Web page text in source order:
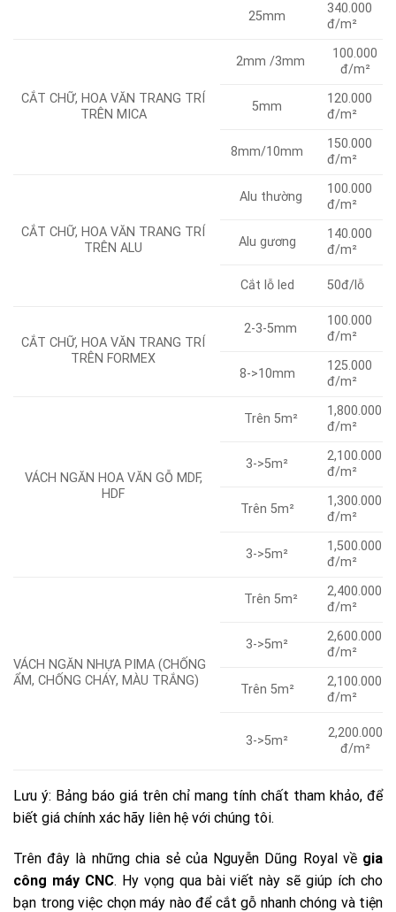
25mm
340.000
đ/m²
CẮT CHỮ, HOA VĂN TRANG TRÍ
TRÊN MICA
2mm /3mm
100.000
đ/m²
5mm
120.000
đ/m²
8mm/10mm
150.000
đ/m²
CẮT CHỮ, HOA VĂN TRANG TRÍ
TRÊN ALU
Alu thường
100.000
đ/m²
Alu gương
140.000
đ/m²
Cắt lỗ led 50đ/lỗ
CẮT CHỮ, HOA VĂN TRANG TRÍ
TRÊN FORMEX
2-3-5mm
100.000
đ/m²
8->10mm
125.000
đ/m²
VÁCH NGĂN HOA VĂN GỖ MDF,
HDF
Trên 5m²
1,800.000
đ/m²
3->5m²
2,100.000
đ/m²
Trên 5m²
1,300.000
đ/m²
3->5m²
1,500.000
đ/m²
VÁCH NGĂN NHỰA PIMA (CHỐNG
ẨM, CHỐNG CHÁY, MÀU TRẮNG)
Trên 5m²
2,400.000
đ/m²
3->5m²
2,600.000
đ/m²
Trên 5m²
2,100.000
đ/m²
3->5m²
2,200.000
đ/m²
Lưu ý: Bảng báo giá trên chỉ mang tính chất tham khảo, để
biết giá chính xác hãy liên hệ với chúng tôi.
Trên đây là những chia sẻ của Nguyễn Dũng Royal về gia
công máy CNC. Hy vọng qua bài viết này sẽ giúp ích cho
bạn trong việc chọn máy nào để cắt gỗ nhanh chóng và tiện